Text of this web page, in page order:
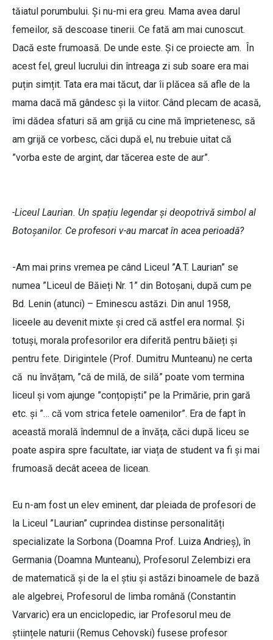
tăiatul porumbului. Și nu-mi era greu. Mama avea darul
femeilor, să descoase tinerii. Ce fată am mai cunoscut.
Dacă este frumoasă. De unde este. Și ce proiecte am. În
acest fel, greul lucrului din întreaga zi sub soare era mai
puțin simțit. Tata era mai tăcut, dar îi plăcea să afle de la
mama dacă mă gândesc și la viitor. Când plecam de acasă,
îmi dădea sfaturi să am grijă cu cine mă împrietenesc, să
am grijă ce vorbesc, căci după el, nu trebuie uitat că
”vorba este de argint, dar tăcerea este de aur”.
-Liceul Laurian. Un spațiu legendar și deopotrivă simbol al
Botoșanilor. Ce profesori v-au marcat în acea perioadă?
-Am mai prins vremea pe când Liceul ”A.T. Laurian” se
numea ”Liceul de Băieți Nr. 1” din Botoșani, după cum pe
Bd. Lenin (atunci) – Eminescu astăzi. Din anul 1958,
liceele au devenit mixte și cred că astfel era normal. Și
totuși, morala profesorilor era diferită pentru băieți și
pentru fete. Dirigintele (Prof. Dumitru Munteanu) ne certa
că nu învățam, ”că de milă, de silă” poate vom termina
liceul și vom ajunge ”conțopiști” pe la Primărie, prin gară
etc. și ”… că vom strica fetele oamenilor”. Era de fapt în
această morală îndemnul de a învăța, căci după liceu se
poate aspira spre facultate, iar viața de student va fi și mai
frumoasă decât aceea de licean.
Eu n-am fost un elev eminent, dar pleiada de profesori de
la Liceul ”Laurian” cuprindea distinse personalități
specializate la Sorbona (Doamna Prof. Luiza Andrieș), în
Germania (Doamna Munteanu), Profesorul Zelembizi era
de matematică și de la el știu și astăzi binoamele de bază
ale algebrei, Profesorul de limba română (Constantin
Varvaric) era un enciclopedic, iar Profesorul meu de
științele naturii (Remus Cehovski) fusese profesor